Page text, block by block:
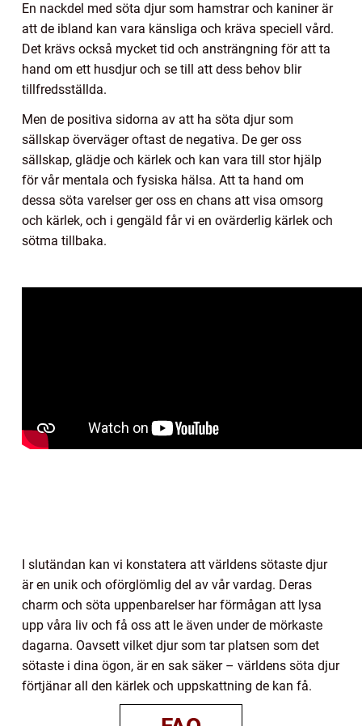
En nackdel med söta djur som hamstrar och kaniner är
att de ibland kan vara känsliga och kräva speciell vård.
Det krävs också mycket tid och ansträngning för att ta
hand om ett husdjur och se till att dess behov blir
tillfredsställda.
Men de positiva sidorna av att ha söta djur som
sällskap överväger oftast de negativa. De ger oss
sällskap, glädje och kärlek och kan vara till stor hjälp
för vår mentala och fysiska hälsa. Att ta hand om
dessa söta varelser ger oss en chans att visa omsorg
och kärlek, och i gengäld får vi en ovärderlig kärlek och
sötma tillbaka.
I slutändan kan vi konstatera att världens sötaste djur
är en unik och oförglömlig del av vår vardag. Deras
charm och söta uppenbarelser har förmågan att lysa
upp våra liv och få oss att le även under de mörkaste
dagarna. Oavsett vilket djur som tar platsen som det
sötaste i dina ögon, är en sak säker – världens söta djur
förtjänar all den kärlek och uppskattning de kan få.